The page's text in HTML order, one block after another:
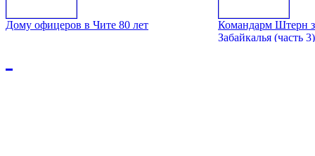
Дому офицеров в Чите 80 лет
Командарм Штерн
Забайкалья (часть 3)